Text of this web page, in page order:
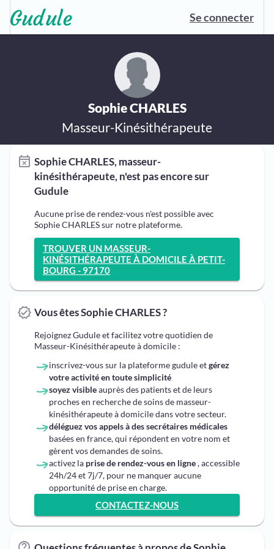
Se connecter
Sophie CHARLES
Masseur-Kinésithérapeute
Sophie CHARLES, masseur-
kinésithérapeute, n'est pas encore sur
Gudule
Aucune prise de rendez-vous n'est possible avec
Sophie CHARLES sur notre plateforme.
TROUVER UN MASSEUR-
KINÉSITHÉRAPEUTE À DOMICILE À PETIT-
BOURG - 97170
Vous êtes Sophie CHARLES ?
Rejoignez Gudule et facilitez votre quotidien de
Masseur-Kinésithérapeute à domicile :
inscrivez-vous sur la plateforme gudule etgérez
votre activité en toute simplicité
soyez visibleauprès des patients et de leurs
proches en recherche de soins de masseur-
kinésithérapeute à domicile dans votre secteur.
déléguez vos appels à des secrétaires médicales
basées en france, qui répondent en votre nom et
gèrent vos demandes de soins.
activez la prise de rendez-vous en ligne, accessible
24h/24 et 7j/7, pour ne manquer aucune
opportunité de prise en charge.
CONTACTEZ-NOUS